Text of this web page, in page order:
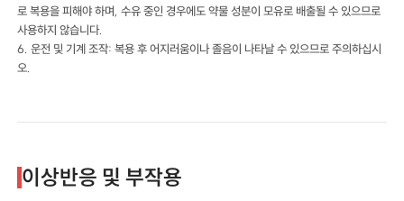
로 복용을 피해야 하며, 수유 중인 경우에도 약물 성분이 모유로 배출될 수 있으므로
사용하지 않습니다.
6. 운전 및 기계 조작: 복용 후 어지러움이나 졸음이 나타날 수 있으므로 주의하십시
오.
이상반응 및 부작용